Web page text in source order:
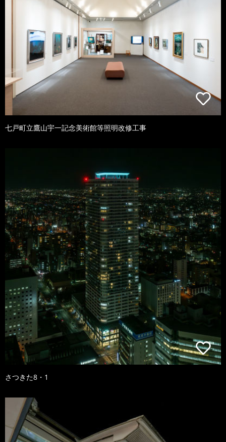
七戸町立鷹山宇一記念美術館等照明改修工事
さつきた8・1